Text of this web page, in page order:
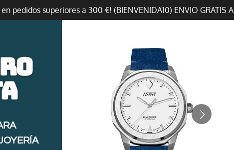
pedidos superiores a 300 €! (BIENVENIDA10) ENVIO GRATIS